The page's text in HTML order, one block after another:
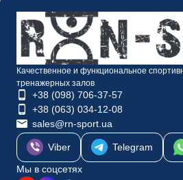
Качественное и функциональное
тренажерных залов
+38 (098) 706-37-57
+38 (063) 034-12-08
sales@rn-sport.ua
Viber Telegram
Мы в соцсетях